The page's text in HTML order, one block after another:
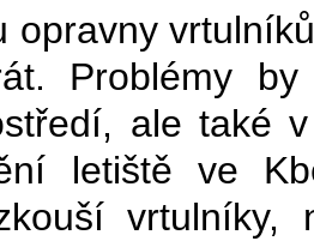
opravny
Problémy
ale také
letiště ve
vrtulníky,